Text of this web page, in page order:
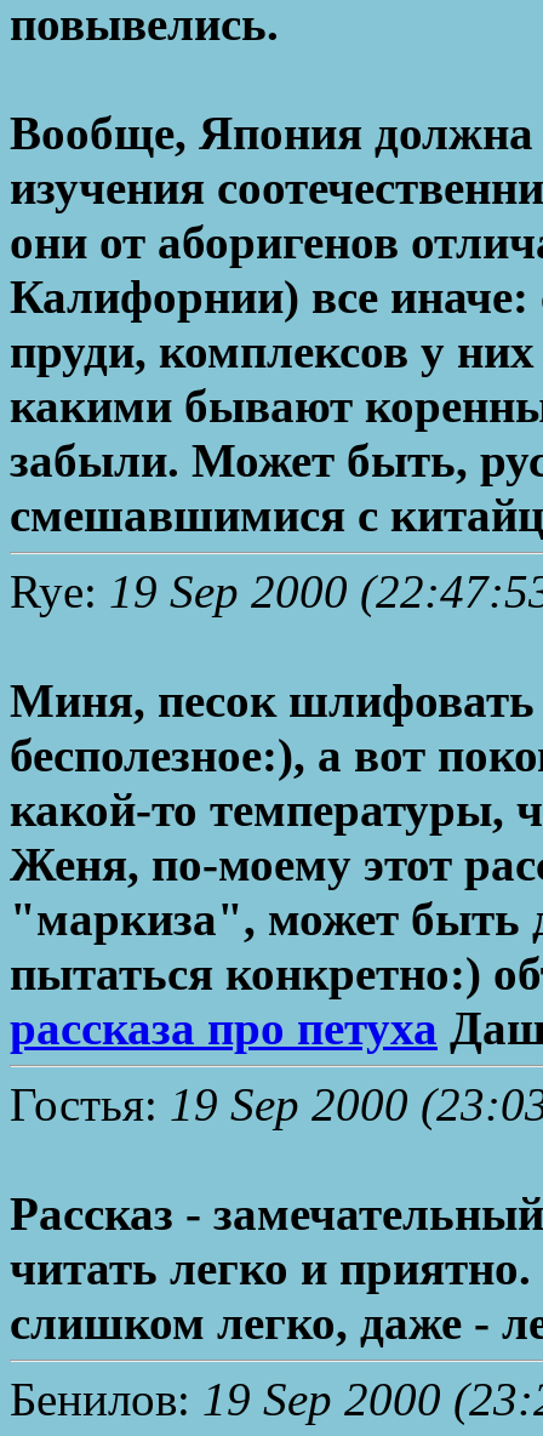
повывелись.
Вообще, Япония
изучения
они от аборигенов
Калифорнии) все иначе:
пруди, комплексов у
какими бывают
забыли. Может быть,
смешавшимися с
Rye: 19 Sep 2000
Миня, песок шлифовать
бесполезное:), а вот
какой-то температуры,
Женя, по-моему этот
"маркиза", может быть
пытаться конкретно:)
рассказа про петуха
Гостья: 19 Sep 2000
Рассказ -
читать легко и
слишком легко, даже -
Бенилов: 19 Sep 2000